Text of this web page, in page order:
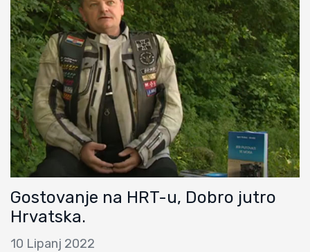
Gostovanje na HRT-u, Dobro jutro
Hrvatska.
10 Lipanj 2022